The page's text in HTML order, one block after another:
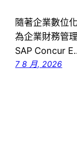
隨著企業數位
為企業財務管
SAP Concur
7 8 月, 2026